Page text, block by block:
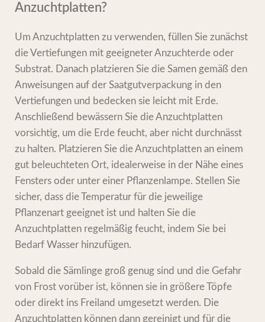
Anzuchtplatten?
Um Anzuchtplatten zu verwenden, füllen Sie zunächst
die Vertiefungen mit geeigneter Anzuchterde oder
Substrat. Danach platzieren Sie die Samen gemäß den
Anweisungen auf der Saatgutverpackung in den
Vertiefungen und bedecken sie leicht mit Erde.
Anschließend bewässern Sie die Anzuchtplatten
vorsichtig, um die Erde feucht, aber nicht durchnässt
zu halten. Platzieren Sie die Anzuchtplatten an einem
gut beleuchteten Ort, idealerweise in der Nähe eines
Fensters oder unter einer Pflanzenlampe. Stellen Sie
sicher, dass die Temperatur für die jeweilige
Pflanzenart geeignet ist und halten Sie die
Anzuchtplatten regelmäßig feucht, indem Sie bei
Bedarf Wasser hinzufügen.
Sobald die Sämlinge groß genug sind und die Gefahr
von Frost vorüber ist, können sie in größere Töpfe
oder direkt ins Freiland umgesetzt werden. Die
Anzuchtplatten können dann gereinigt und für die